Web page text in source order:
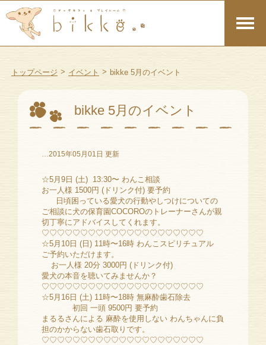
トップページ > イベント > bikke 5月のイベント
bikke 5月のイベント
…2015年05月01日 更新
☆5月9日 (土) 13:30〜 わんこ相談
お一人様 1500円 (ドリンク付) 要予約
日頃困っている愛犬の行動やしつけについての
ご相談に犬の保育園COCOROのトレーナーさんが親
切丁寧にアドバイスしてくれます。
♡♡♡♡♡♡♡♡♡♡♡♡♡♡♡♡♡♡♡♡♡
☆5月10日 (日) 11時〜16時 わんこスピリチュアル
ご予約いただけます。
お一人様 20分 3000円 (ドリンク付)
愛犬の本音を聴いてみませんか？
♡♡♡♡♡♡♡♡♡♡♡♡♡♡♡♡♡♡♡♡♡
☆5月16日 (土) 11時〜18時 無麻酔歯石除去
初回 一頭 9500円 要予約
まるるさんによる 麻酔を使用しない わんちゃんに負
担のかからない歯石取りです。
♡♡♡♡♡♡♡♡♡♡♡♡♡♡♡♡♡♡♡♡♡